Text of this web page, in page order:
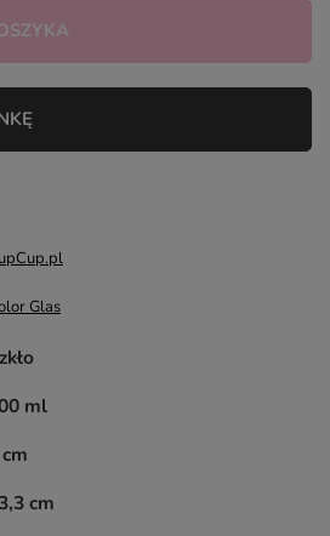
Glas
ml
cm